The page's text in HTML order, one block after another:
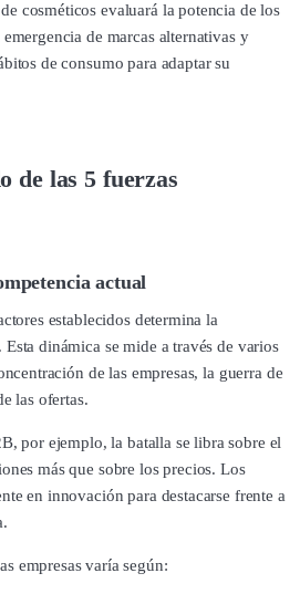
cosméticos evaluará la potencia de los
de marcas alternativas y
de consumo para adaptar su
de las 5 fuerzas
actual
establecidos determina la
dinámica se mide a través de varios
de las empresas, la guerra de
las ofertas.
por ejemplo, la batalla se libra sobre el
más que sobre los precios. Los
en innovación para destacarse frente a
empresas varía según: